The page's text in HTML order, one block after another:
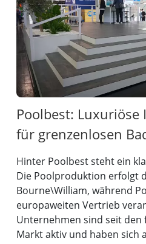
Poolbest: Luxuriöse
für grenzenlosen
Hinter Poolbest steht ein
Die Poolproduktion erfolgt
Bourne\William, während
europaweiten Vertrieb
Unternehmen sind seit den
Markt aktiv und haben sich